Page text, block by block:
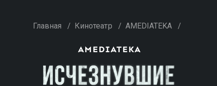
Главная / Кинотеатр / AMEDIATEKA /